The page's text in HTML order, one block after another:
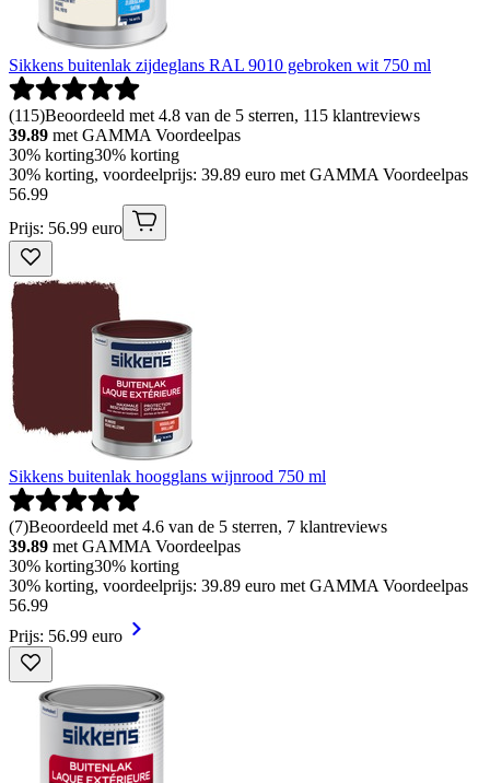
Sikkens buitenlak zijdeglans RAL 9010 gebroken wit 750 ml
(115)Beoordeeld met 4.8 van de 5 sterren, 115 klantreviews
39.89 met GAMMA Voordeelpas
30% korting30% korting
30% korting, voordeelprijs: 39.89 euro met GAMMA Voordeelpas
56.99
Prijs: 56.99 euro
Sikkens buitenlak hoogglans wijnrood 750 ml
(7)Beoordeeld met 4.6 van de 5 sterren, 7 klantreviews
39.89 met GAMMA Voordeelpas
30% korting30% korting
30% korting, voordeelprijs: 39.89 euro met GAMMA Voordeelpas
56.99
Prijs: 56.99 euro